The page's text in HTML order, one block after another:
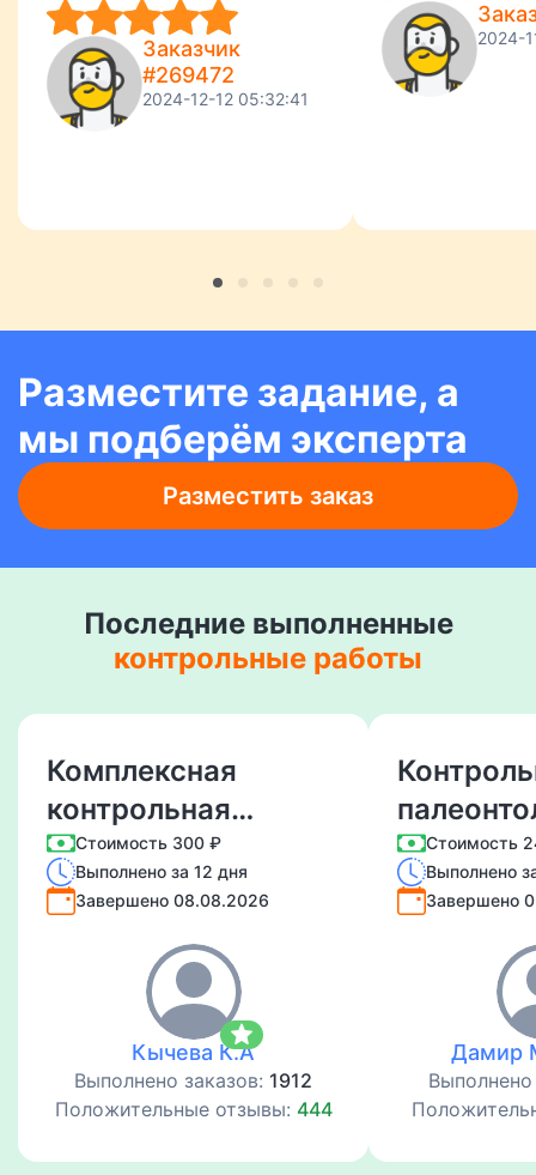
Заказчик
#269472
2024-12-12 05:32:41
2024-
Разместите задание, а
мы подберём эксперта
Разместить заказ
Последние выполненные
контрольные работы
Комплексная
контрольная
работы
Психокоррекция
Стоимость 300 ₽
Выполнено за 12 дня
Завершено 08.08.2026
star
Кычева К.А
Выполнено заказов: 1912
Положительные отзывы: 444
Стоимость
Выполнено
Завершено
Дамир